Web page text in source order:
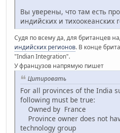
Вы уверены, что там есть
индийских и тихоокеанских
Судя по всему да, для британцев
индийских регионов. В конце
"Indian Integration".
У французов напрямую пишет
Цитировать
For all provinces of the India
following must be true:
Owned by France
Province owner does not
technology group